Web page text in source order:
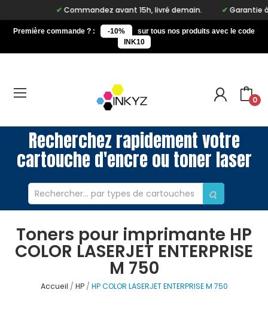
Commandez avant 15h, livré demain. Garantie à
Première commande ? : -10%
sur tous nos produits avec le code
INK10
0
Recherchez rapidement votre
cartouche d'encre ou toner laser
Toners pour imprimante HP
COLOR LASERJET ENTERPRISE
M 750
Accueil HP HP COLOR LASERJET ENTERPRISE M 750